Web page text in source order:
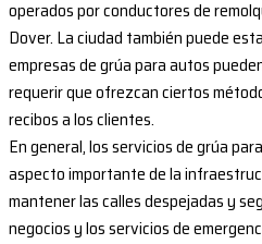
operados por conductores de
Dover. La ciudad también puede
empresas de grúa para autos
requerir que ofrezcan ciertos
recibos a los clientes.
En general, los servicios de grúa
aspecto importante de la
mantener las calles despejadas y
negocios y los servicios de